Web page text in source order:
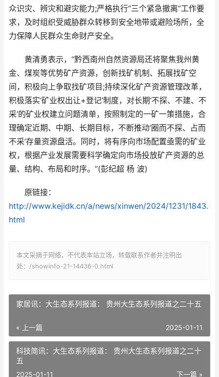
众识灾、辨灾和避灾能力;严格执行“三个紧急撤离”工作要
求，及时组织受威胁群众转移到安全地带或避险场所，全
力保障人民群众生命财产安全。
黄清勇表示，“黔西南州自然资源局还将聚焦我州黄
金、煤炭等优势矿产资源，创新找矿机制、拓展找矿空
间，积极向上争取找矿项目;持续深化矿产资源管理改革，
积极落实‘矿业权出让+登记’制度，对长期‘不探、不建、不
采’的矿业权建立问题清单，按照制定的一矿一策措施，合
理确定近期、中期、长期目标，不断推动‘圈而不探、占而
不采’存量资源盘活。同时，将有序向市场配置亟需的矿业
权，根据产业发展需要科学确定向市场投放矿产资源的总
量、结构、布局和时序。”(彭纪超 杨 波)
原链接：
http://www.kejidk.cn/a/news/xinwen/2024/1231/1843.
html
本文采摘于网络，不代表本站立场，转载联系作者并注明出
处：/showinfo-21-14436-0.html
家居讯：大生态系列报道： 贵州大生态系列报道之二十五
« 上一篇 2025-01-11
科技简讯：大生态系列报道： 贵州大生态系列报道之二十
五
下一篇 »
2025-01-11